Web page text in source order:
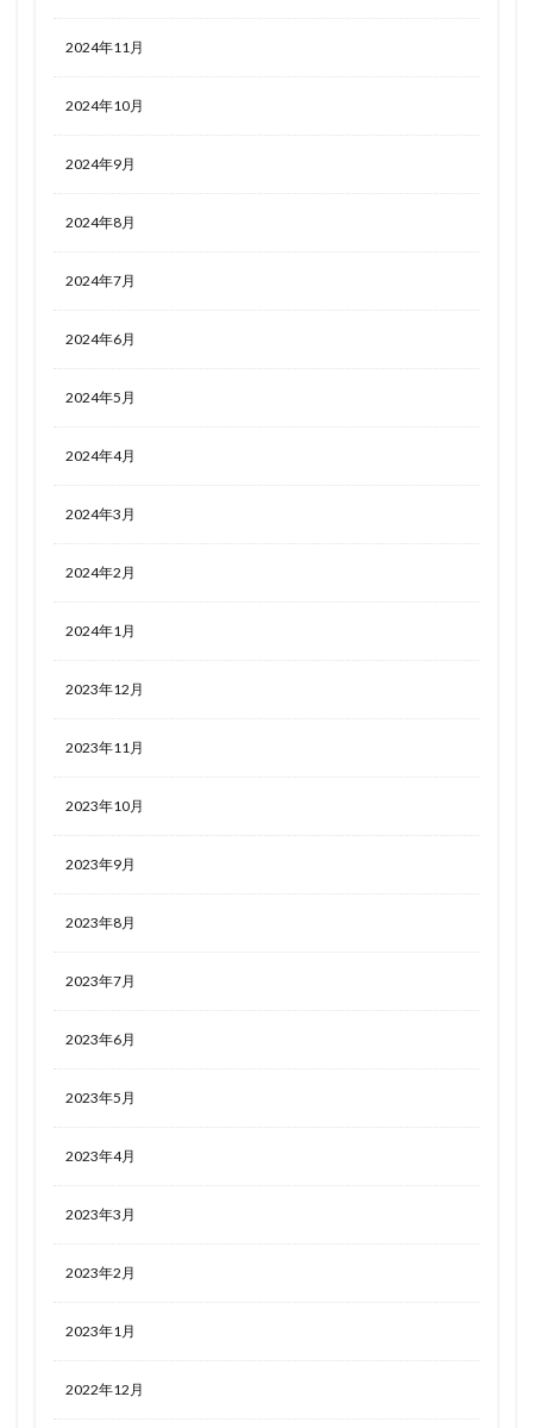
2024年11月
2024年10月
2024年9月
2024年8月
2024年7月
2024年6月
2024年5月
2024年4月
2024年3月
2024年2月
2024年1月
2023年12月
2023年11月
2023年10月
2023年9月
2023年8月
2023年7月
2023年6月
2023年5月
2023年4月
2023年3月
2023年2月
2023年1月
2022年12月